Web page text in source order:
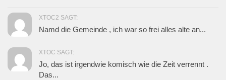
XTOC2 SAGT:
Namd die Gemeinde , ich war so frei alles alte an...
XTOC SAGT:
Jo, das ist irgendwie komisch wie die Zeit verrennt .
Das...